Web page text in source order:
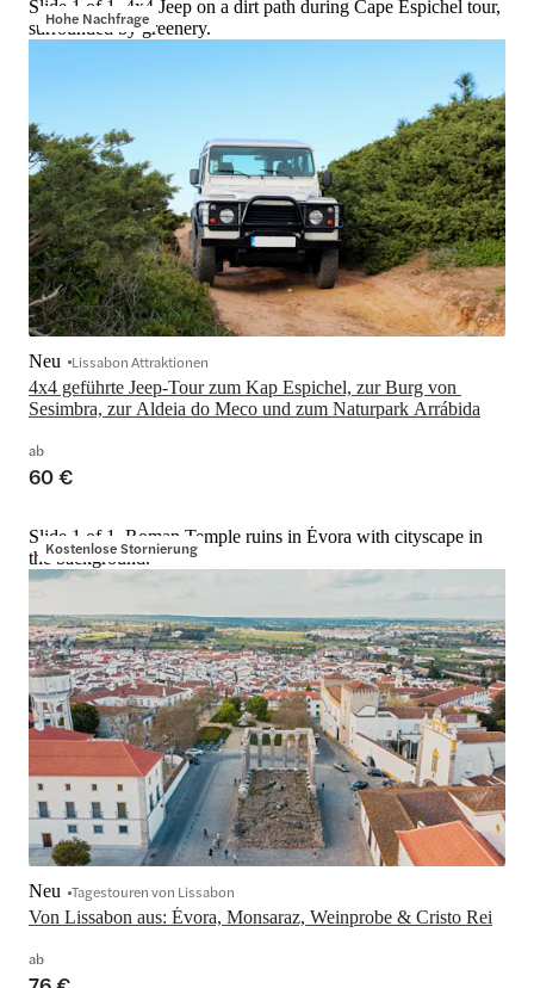
Hohe Nachfrage
Slide 1 of 1, 4x4 Jeep on a dirt path during Cape Espichel tour,
surrounded by greenery.
4x4 geführte Jeep-Tour zum Kap Espichel, zur Burg von
Sesimbra, zur Aldeia do Meco und zum Naturpark Arrábida
Neu Lissabon Attraktionen
ab
60 €
Kostenlose Stornierung
Slide 1 of 1, Roman Temple ruins in Évora with cityscape in
the background.
Von Lissabon aus: Évora, Monsaraz, Weinprobe & Cristo Rei
Neu Tagestouren von Lissabon
ab